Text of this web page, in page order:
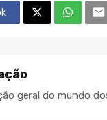
geral do mundo